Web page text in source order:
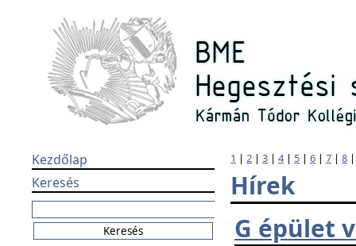
Kezdőlap
Keresés
1 | 2 | 3 | 4| 5 | 6 | 7 | 8
Hírek
G épület